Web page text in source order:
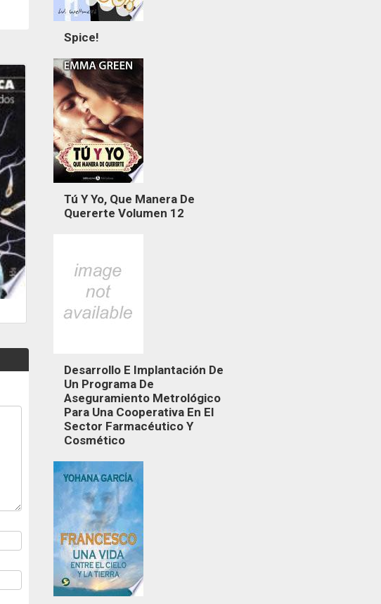
Spice!
Tú Y Yo, Que Manera De
Quererte Volumen 12
Desarrollo E Implantación De
Un Programa De
Aseguramiento Metrológico
Para Una Cooperativa En El
Sector Farmacéutico Y
Cosmético